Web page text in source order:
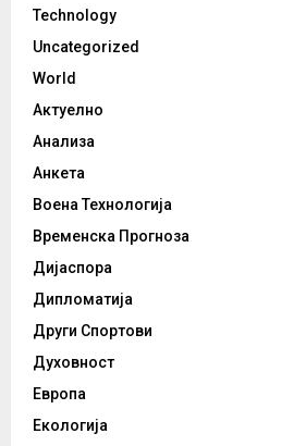
Technology
Uncategorized
World
Актуелно
Анализа
Анкета
Воена Технологија
Временска Прогноза
Дијаспора
Дипломатија
Други Спортови
Духовност
Европа
Екологија